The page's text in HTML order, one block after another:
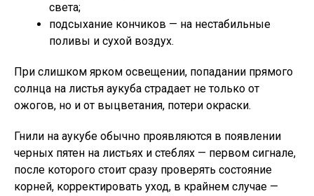
света;
подсыхание кончиков — на нестабильные
поливы и сухой воздух.
При слишком ярком освещении, попадании прямого
солнца на листья аукуба страдает не только от
ожогов, но и от выцветания, потери окраски.
Гнили на аукубе обычно проявляются в появлении
черных пятен на листьях и стеблях — первом сигнале,
после которого стоит сразу проверять состояние
корней, корректировать уход, в крайнем случае —